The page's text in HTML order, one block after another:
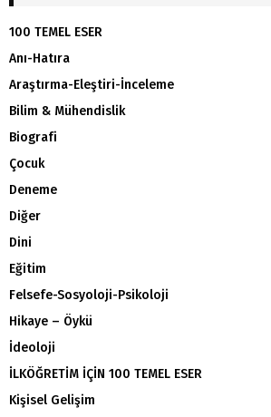
100 TEMEL ESER
Anı-Hatıra
Araştırma-Eleştiri-İnceleme
Bilim & Mühendislik
Biografi
Çocuk
Deneme
Diğer
Dini
Eğitim
Felsefe-Sosyoloji-Psikoloji
Hikaye – Öykü
İdeoloji
İLKÖĞRETİM İÇİN 100 TEMEL ESER
Kişisel Gelişim